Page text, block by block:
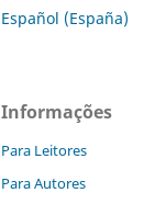
Español (España)
Informações
Para Leitores
Para Autores